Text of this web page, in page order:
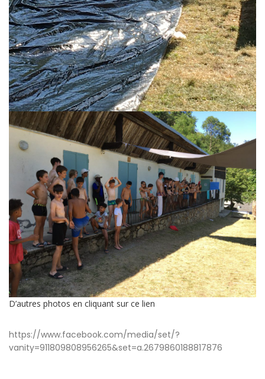
D’autres photos en cliquant sur ce lien
https://www.facebook.com/media/set/?
vanity=911809808956265&set=a.2679860188817876